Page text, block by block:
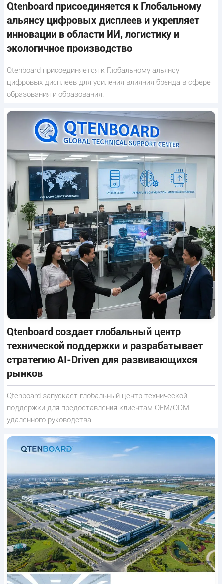
Qtenboard присоединяется к Глобальному
альянсу цифровых дисплеев и укрепляет
инновации в области ИИ, логистику и
экологичное производство
Qtenboard присоединяется к Глобальному альянсу
цифровых дисплеев для усиления влияния бренда в сфере
образования и образования.
Qtenboard создает глобальный центр
технической поддержки и разрабатывает
стратегию AI-Driven для развивающихся
рынков
Qtenboard запускает глобальный центр технической
поддержки для предоставления клиентам OEM/ODM
удаленного руководства